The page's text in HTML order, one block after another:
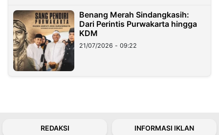
Benang Merah Sindangkasih:
Dari Perintis Purwakarta hingga
KDM
21/07/2026 - 09:22
REDAKSI INFORMASI IKLAN